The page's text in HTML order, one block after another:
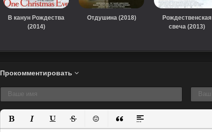
В канун Рождества
(2014)
Отдушина (2018)
Рождественская
свеча (2013)
Прокомментировать